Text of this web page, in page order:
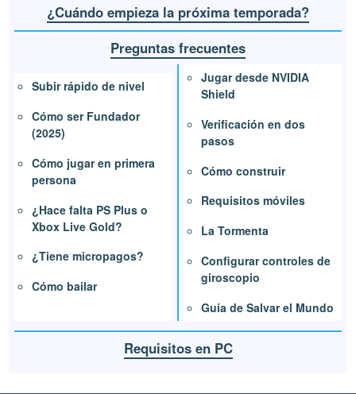
¿Cuándo empieza la próxima temporada?
Preguntas frecuentes
Subir rápido de nivel
Cómo ser Fundador
(2025)
Cómo jugar en primera
persona
¿Hace falta PS Plus o
Xbox Live Gold?
¿Tiene micropagos?
Cómo bailar
Jugar desde NVIDIA
Shield
Verificación en dos
pasos
Cómo construir
Requisitos móviles
La Tormenta
Configurar controles de
giroscopio
Guía de Salvar el Mundo
Requisitos en PC